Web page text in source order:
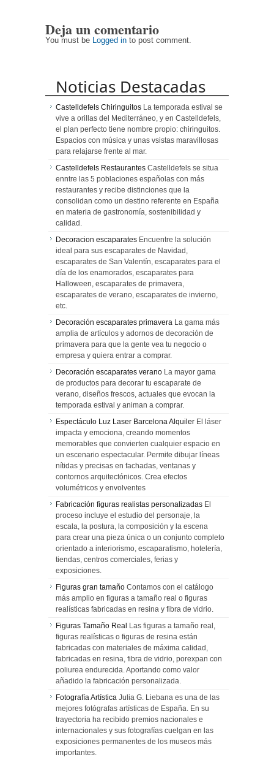
Deja un comentario
You must be Logged in to post comment.
Noticias Destacadas
Castelldefels Chiringuitos La temporada estival se
vive a orillas del Mediterráneo, y en Castelldefels,
el plan perfecto tiene nombre propio: chiringuitos.
Espacios con música y unas vsistas maravillosas
para relajarse frente al mar.
Castelldefels Restaurantes Castelldefels se situa
enntre las 5 poblaciones españolas con más
restaurantes y recibe distinciones que la
consolidan como un destino referente en España
en materia de gastronomía, sostenibilidad y
calidad.
Decoracion escaparates Encuentre la solución
ideal para sus escaparates de Navidad,
escaparates de San Valentín, escaparates para el
día de los enamorados, escaparates para
Halloween, escaparates de primavera,
escaparates de verano, escaparates de invierno,
etc.
Decoración escaparates primavera La gama más
amplia de artículos y adornos de decoración de
primavera para que la gente vea tu negocio o
empresa y quiera entrar a comprar.
Decoración escaparates verano La mayor gama
de productos para decorar tu escaparate de
verano, diseños frescos, actuales que evocan la
temporada estival y animan a comprar.
Espectáculo Luz Laser Barcelona Alquiler El láser
impacta y emociona, creando momentos
memorables que convierten cualquier espacio en
un escenario espectacular. Permite dibujar líneas
nítidas y precisas en fachadas, ventanas y
contornos arquitectónicos. Crea efectos
volumétricos y envolventes
Fabricación figuras realistas personalizadas El
proceso incluye el estudio del personaje, la
escala, la postura, la composición y la escena
para crear una pieza única o un conjunto completo
orientado a interiorismo, escaparatismo, hotelería,
tiendas, centros comerciales, ferias y
exposiciones.
Figuras gran tamaño Contamos con el catálogo
más amplio en figuras a tamaño real o figuras
realísticas fabricadas en resina y fibra de vidrio.
Figuras Tamaño Real Las figuras a tamaño real,
figuras realísticas o figuras de resina están
fabricadas con materiales de máxima calidad,
fabricadas en resina, fibra de vidrio, porexpan con
poliurea endurecida. Aportando como valor
añadido la fabricación personalizada.
Fotografía Artística Julia G. Liebana es una de las
mejores fotógrafas artísticas de España. En su
trayectoria ha recibido premios nacionales e
internacionales y sus fotografías cuelgan en las
exposiciones permanentes de los museos más
importantes.